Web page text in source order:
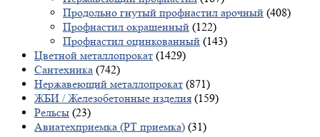
Продольно гнутый профнастил арочный (408)
Профнастил окрашенный (122)
Профнастил оцинкованный (143)
Цветной металлопрокат (1429)
Сантехника (742)
Нержавеющий металлопрокат (871)
ЖБИ / Железобетонные изделия (159)
Рельсы (23)
Авиатехприемка (РТ приемка) (31)